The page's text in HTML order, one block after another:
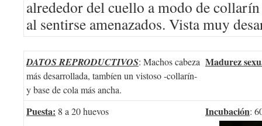
alrededor del cuello a modo de collarín
al sentirse amenazados. Vista muy
DATOS REPRODUCTIVOS: Machos cabeza
más desarrollada, tambíen un vistoso -collarín-
y base de cola más ancha.
Madurez
Puesta: 8 a 20 huevos Incubación: